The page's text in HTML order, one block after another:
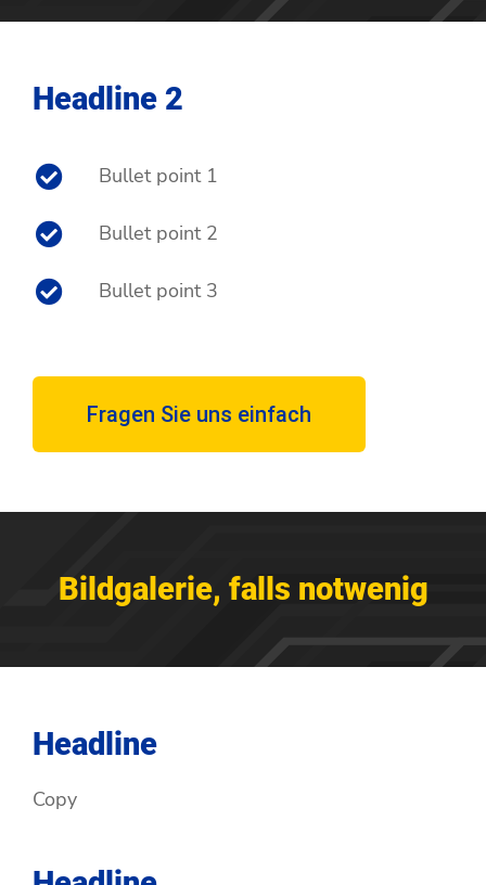
Headline 2
Bullet point 1
Bullet point 2
Bullet point 3
Fragen Sie uns einfach
Bildgalerie, falls notwenig
Headline
Copy